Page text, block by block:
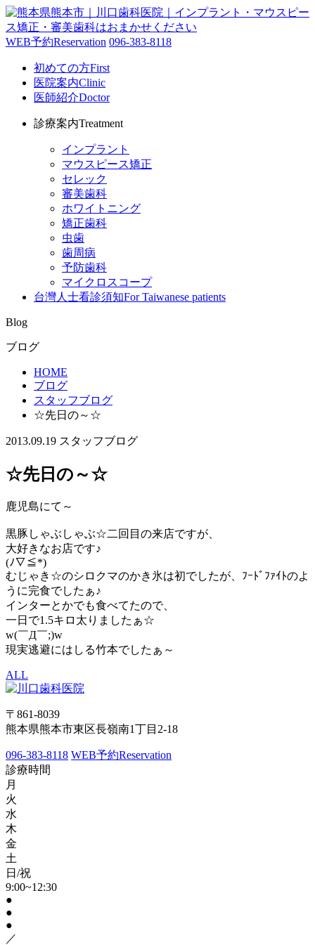
WEB予約Reservation 096-383-8118
初めての方First
医院案内Clinic
医師紹介Doctor
診療案内Treatment
インプラント
マウスピース矯正
セレック
審美歯科
ホワイトニング
矯正歯科
虫歯
歯周病
予防歯科
マイクロスコープ
台灣人士看診須知For Taiwanese patients
Blog
ブログ
HOME
ブログ
スタッフブログ
☆先日の～☆
2013.09.19 スタッフブログ
☆先日の～☆
鹿児島にて～
黒豚しゃぶしゃぶ☆二回目の来店ですが、
大好きなお店です♪
(ﾉ∇≦*)
むじゃき☆のシロクマのかき氷は初でしたが、ﾌｰﾄﾞﾌｧｲﾄのよ
うに完食でしたぁ♪
インターとかでも食べてたので、
一日で1.5キロ太りましたぁ☆
w(￣Д￣;)w
現実逃避にはしる竹本でしたぁ～
ALL
〒861-8039
熊本県熊本市東区長嶺南1丁目2-18
096-383-8118 WEB予約Reservation
診療時間
月
火
水
木
金
土
日/祝
9:00~12:30
●
●
●
／